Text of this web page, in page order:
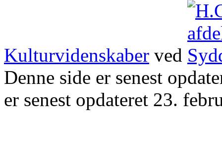
Kulturvidenskaber ved
Denne side er senest
er senest opdateret 23.